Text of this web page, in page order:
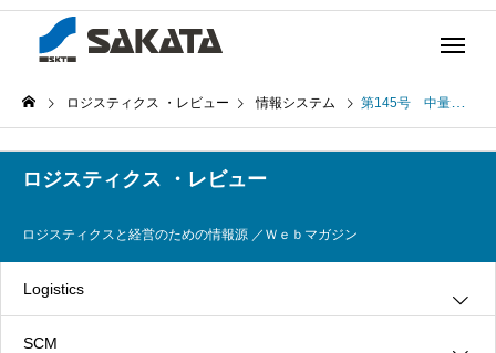
ロジスティクス ・レビュー 情報システム 第145号 中量産品業界向けのロジスティクスとＩＴアーキテクチャー(2008年4月8日発行)
ロジスティクス ・レビュー
ロジスティクスと経営のための情報源 ／Ｗｅｂマガジン
Logistics
グリーン・ロジスティクス
SCM